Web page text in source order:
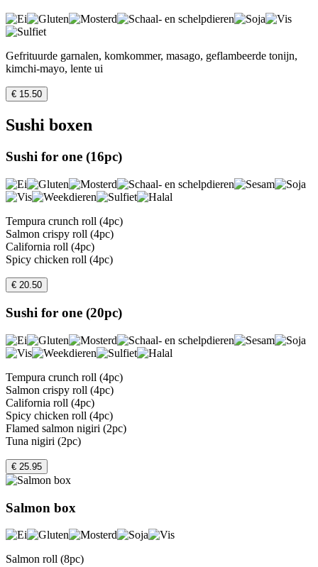
Gefrituurde garnalen, komkommer, masago, geflambeerde tonijn,
kimchi-mayo, lente ui
€ 15.50
Sushi boxen
Sushi for one (16pc)
Tempura crunch roll (4pc)
Salmon crispy roll (4pc)
California roll (4pc)
Spicy chicken roll (4pc)
€ 20.50
Sushi for one (20pc)
Tempura crunch roll (4pc)
Salmon crispy roll (4pc)
California roll (4pc)
Spicy chicken roll (4pc)
Flamed salmon nigiri (2pc)
Tuna nigiri (2pc)
€ 25.95
Salmon box
Salmon roll (8pc)